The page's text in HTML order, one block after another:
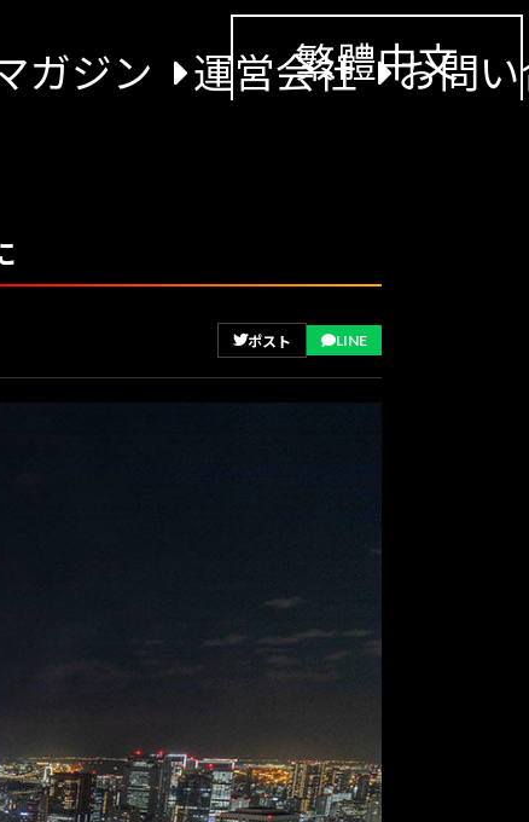
ガジン 運営会社 お問
繁體中文
ポスト LINE